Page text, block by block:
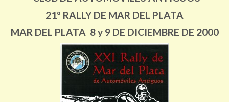
21º RALLY DE MAR DEL PLATA
MAR DEL PLATA 8 y 9 DE DICIEMBRE DE 2000